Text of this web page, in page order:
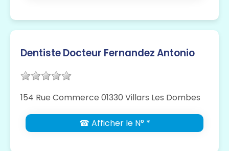
Dentiste Docteur Fernandez Antonio
154 Rue Commerce 01330 Villars Les Dombes
☎ Afficher le N° *